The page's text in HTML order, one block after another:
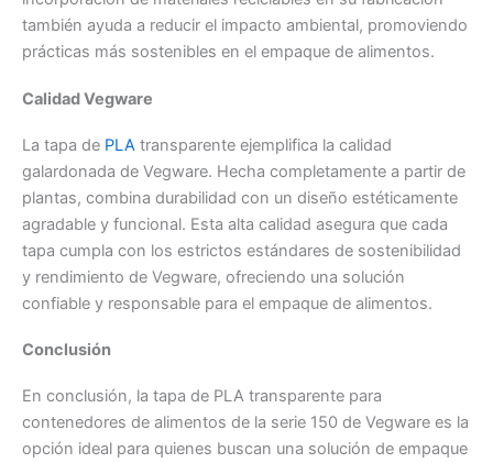
también ayuda a reducir el impacto ambiental, promoviendo
prácticas más sostenibles en el empaque de alimentos.
Calidad Vegware
La tapa de PLA transparente ejemplifica la calidad
galardonada de Vegware. Hecha completamente a partir de
plantas, combina durabilidad con un diseño estéticamente
agradable y funcional. Esta alta calidad asegura que cada
tapa cumpla con los estrictos estándares de sostenibilidad
y rendimiento de Vegware, ofreciendo una solución
confiable y responsable para el empaque de alimentos.
Conclusión
En conclusión, la tapa de PLA transparente para
contenedores de alimentos de la serie 150 de Vegware es la
opción ideal para quienes buscan una solución de empaque